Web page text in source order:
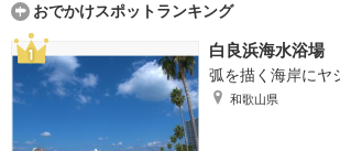
おでかけスポットランキング
白良浜海水浴場
弧を描く海岸にヤ
和歌山県